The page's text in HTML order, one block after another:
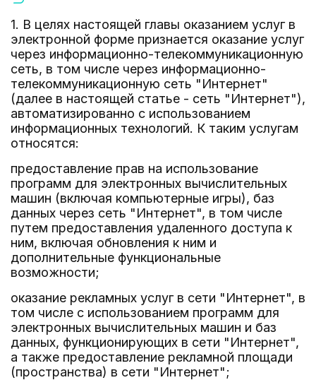
1. В целях настоящей главы оказанием услуг в
электронной форме признается оказание услуг
через информационно-телекоммуникационную
сеть, в том числе через информационно-
телекоммуникационную сеть "Интернет"
(далее в настоящей статье - сеть "Интернет"),
автоматизированно с использованием
информационных технологий. К таким услугам
относятся:
предоставление прав на использование
программ для электронных вычислительных
машин (включая компьютерные игры), баз
данных через сеть "Интернет", в том числе
путем предоставления удаленного доступа к
ним, включая обновления к ним и
дополнительные функциональные
возможности;
оказание рекламных услуг в сети "Интернет", в
том числе с использованием программ для
электронных вычислительных машин и баз
данных, функционирующих в сети "Интернет",
а также предоставление рекламной площади
(пространства) в сети "Интернет";